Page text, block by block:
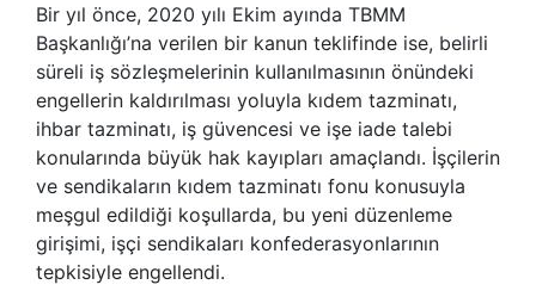
Bir yıl önce, 2020 yılı Ekim ayında TBMM
Başkanlığı’na verilen bir kanun teklifinde ise, belirli
süreli iş sözleşmelerinin kullanılmasının önündeki
engellerin kaldırılması yoluyla kıdem tazminatı,
ihbar tazminatı, iş güvencesi ve işe iade talebi
konularında büyük hak kayıpları amaçlandı. İşçilerin
ve sendikaların kıdem tazminatı fonu konusuyla
meşgul edildiği koşullarda, bu yeni düzenleme
girişimi, işçi sendikaları konfederasyonlarının
tepkisiyle engellendi.